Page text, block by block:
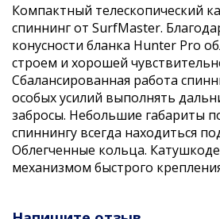
Компактный телескопический
спиннинг от SurfMaster.
конусности бланка Hunter Pro
строем и хорошей
Сбалансированная работа
особых усилий выполнять
забросы. Небольшие габариты
спиннингу всегда находиться
Облегченные кольца.
механизмом быстрого